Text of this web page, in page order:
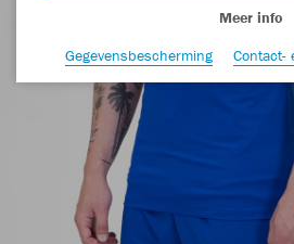
Meer info
Gegevensbescherming
Contact-